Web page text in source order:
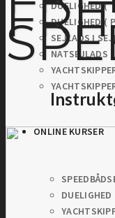
DUELIGHED (
DUELIGHED (
SEJLADS I
NATSEJLADS
ONLINE KURSER